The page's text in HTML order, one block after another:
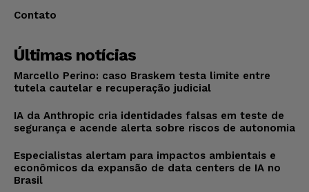
Contato
Últimas notícias
Marcello Perino: caso Braskem testa limite entre
tutela cautelar e recuperação judicial
IA da Anthropic cria identidades falsas em teste de
segurança e acende alerta sobre riscos de autonomia
Especialistas alertam para impactos ambientais e
econômicos da expansão de data centers de IA no
Brasil